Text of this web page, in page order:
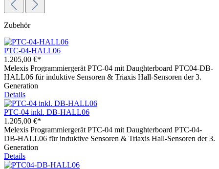
Zubehör
PTC-04-HALL06
1.205,00 €*
Melexis Programmiergerät PTC-04 mit Daughterboard PTC04-DB-
HALL06 für induktive Sensoren & Triaxis Hall-Sensoren der 3.
Generation
Details
PTC-04 inkl. DB-HALL06
1.205,00 €*
Melexis Programmiergerät PTC-04 mit Daughterboard PTC-04-
DB-HALL06 für induktive Sensoren & Triaxis Hall-Sensoren der 3.
Generation
Details